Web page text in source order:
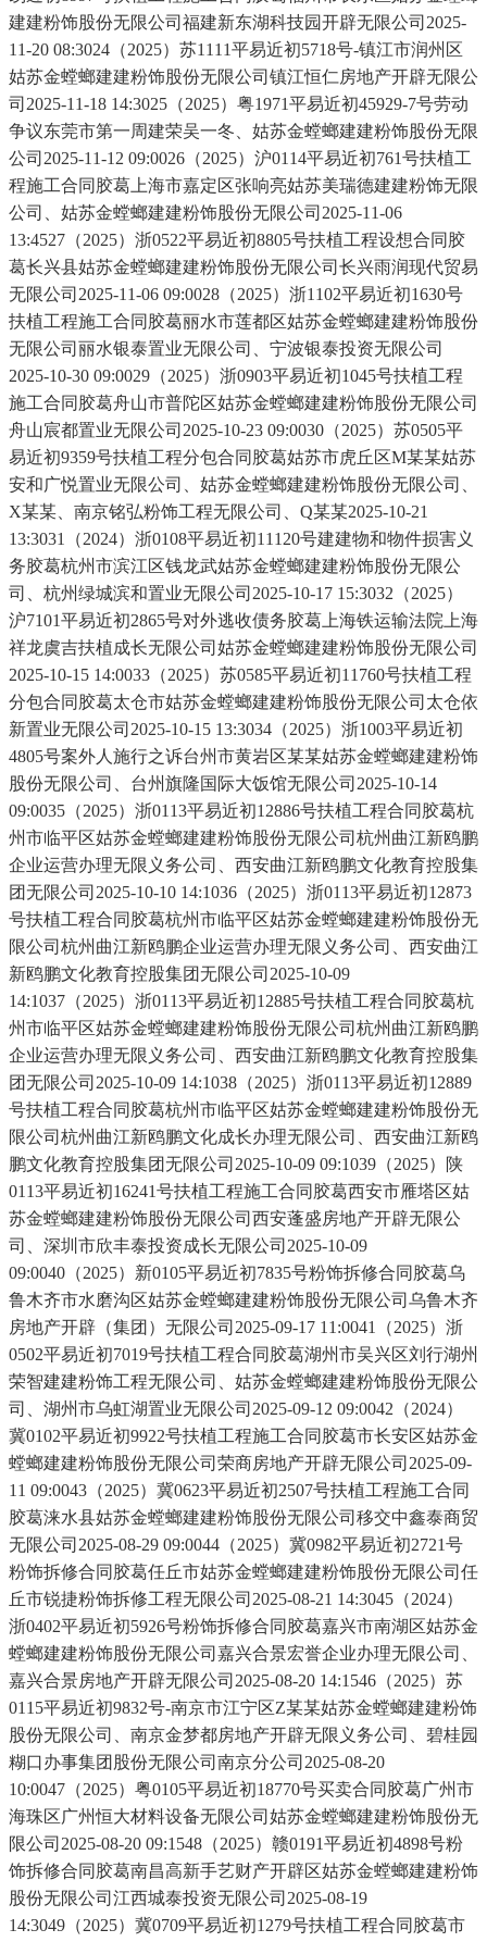
建建粉饰股份无限公司福建新东湖科技园开辟无限公司2025-
11-20 08:3024（2025）苏1111平易近初5718号-镇江市润州区
姑苏金螳螂建建粉饰股份无限公司镇江恒仁房地产开辟无限公
司2025-11-18 14:3025（2025）粤1971平易近初45929-7号劳动
争议东莞市第一周建荣吴一冬、姑苏金螳螂建建粉饰股份无限
公司2025-11-12 09:0026（2025）沪0114平易近初761号扶植工
程施工合同胶葛上海市嘉定区张响亮姑苏美瑞德建建粉饰无限
公司、姑苏金螳螂建建粉饰股份无限公司2025-11-06
13:4527（2025）浙0522平易近初8805号扶植工程设想合同胶
葛长兴县姑苏金螳螂建建粉饰股份无限公司长兴雨润现代贸易
无限公司2025-11-06 09:0028（2025）浙1102平易近初1630号
扶植工程施工合同胶葛丽水市莲都区姑苏金螳螂建建粉饰股份
无限公司丽水银泰置业无限公司、宁波银泰投资无限公司
2025-10-30 09:0029（2025）浙0903平易近初1045号扶植工程
施工合同胶葛舟山市普陀区姑苏金螳螂建建粉饰股份无限公司
舟山宸都置业无限公司2025-10-23 09:0030（2025）苏0505平
易近初9359号扶植工程分包合同胶葛姑苏市虎丘区M某某姑苏
安和广悦置业无限公司、姑苏金螳螂建建粉饰股份无限公司、
X某某、南京铭弘粉饰工程无限公司、Q某某2025-10-21
13:3031（2024）浙0108平易近初11120号建建物和物件损害义
务胶葛杭州市滨江区钱龙武姑苏金螳螂建建粉饰股份无限公
司、杭州绿城滨和置业无限公司2025-10-17 15:3032（2025）
沪7101平易近初2865号对外逃收债务胶葛上海铁运输法院上海
祥龙虞吉扶植成长无限公司姑苏金螳螂建建粉饰股份无限公司
2025-10-15 14:0033（2025）苏0585平易近初11760号扶植工程
分包合同胶葛太仓市姑苏金螳螂建建粉饰股份无限公司太仓依
新置业无限公司2025-10-15 13:3034（2025）浙1003平易近初
4805号案外人施行之诉台州市黄岩区某某姑苏金螳螂建建粉饰
股份无限公司、台州旗隆国际大饭馆无限公司2025-10-14
09:0035（2025）浙0113平易近初12886号扶植工程合同胶葛杭
州市临平区姑苏金螳螂建建粉饰股份无限公司杭州曲江新鸥鹏
企业运营办理无限义务公司、西安曲江新鸥鹏文化教育控股集
团无限公司2025-10-10 14:1036（2025）浙0113平易近初12873
号扶植工程合同胶葛杭州市临平区姑苏金螳螂建建粉饰股份无
限公司杭州曲江新鸥鹏企业运营办理无限义务公司、西安曲江
新鸥鹏文化教育控股集团无限公司2025-10-09
14:1037（2025）浙0113平易近初12885号扶植工程合同胶葛杭
州市临平区姑苏金螳螂建建粉饰股份无限公司杭州曲江新鸥鹏
企业运营办理无限义务公司、西安曲江新鸥鹏文化教育控股集
团无限公司2025-10-09 14:1038（2025）浙0113平易近初12889
号扶植工程合同胶葛杭州市临平区姑苏金螳螂建建粉饰股份无
限公司杭州曲江新鸥鹏文化成长办理无限公司、西安曲江新鸥
鹏文化教育控股集团无限公司2025-10-09 09:1039（2025）陕
0113平易近初16241号扶植工程施工合同胶葛西安市雁塔区姑
苏金螳螂建建粉饰股份无限公司西安蓬盛房地产开辟无限公
司、深圳市欣丰泰投资成长无限公司2025-10-09
09:0040（2025）新0105平易近初7835号粉饰拆修合同胶葛乌
鲁木齐市水磨沟区姑苏金螳螂建建粉饰股份无限公司乌鲁木齐
房地产开辟（集团）无限公司2025-09-17 11:0041（2025）浙
0502平易近初7019号扶植工程合同胶葛湖州市吴兴区刘行湖州
荣智建建粉饰工程无限公司、姑苏金螳螂建建粉饰股份无限公
司、湖州市乌虹湖置业无限公司2025-09-12 09:0042（2024）
冀0102平易近初9922号扶植工程施工合同胶葛市长安区姑苏金
螳螂建建粉饰股份无限公司荣商房地产开辟无限公司2025-09-
11 09:0043（2025）冀0623平易近初2507号扶植工程施工合同
胶葛涞水县姑苏金螳螂建建粉饰股份无限公司移交中鑫泰商贸
无限公司2025-08-29 09:0044（2025）冀0982平易近初2721号
粉饰拆修合同胶葛任丘市姑苏金螳螂建建粉饰股份无限公司任
丘市锐捷粉饰拆修工程无限公司2025-08-21 14:3045（2024）
浙0402平易近初5926号粉饰拆修合同胶葛嘉兴市南湖区姑苏金
螳螂建建粉饰股份无限公司嘉兴合景宏誉企业办理无限公司、
嘉兴合景房地产开辟无限公司2025-08-20 14:1546（2025）苏
0115平易近初9832号-南京市江宁区Z某某姑苏金螳螂建建粉饰
股份无限公司、南京金梦都房地产开辟无限义务公司、碧桂园
糊口办事集团股份无限公司南京分公司2025-08-20
10:0047（2025）粤0105平易近初18770号买卖合同胶葛广州市
海珠区广州恒大材料设备无限公司姑苏金螳螂建建粉饰股份无
限公司2025-08-20 09:1548（2025）赣0191平易近初4898号粉
饰拆修合同胶葛南昌高新手艺财产开辟区姑苏金螳螂建建粉饰
股份无限公司江西城泰投资无限公司2025-08-19
14:3049（2025）冀0709平易近初1279号扶植工程合同胶葛市